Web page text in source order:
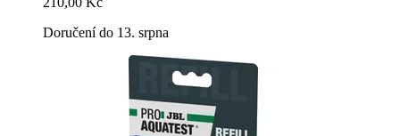
Doručení do 13. srpna